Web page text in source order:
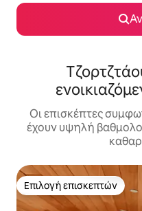
Οι επισκέπτες
έχουν υψηλή
Επιλογή επισκεπτών
Επιλογή επισκεπτών